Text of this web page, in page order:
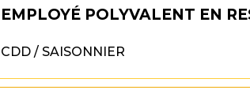
EMPLOYÉ POLYVALENT EN
CDD / SAISONNIER